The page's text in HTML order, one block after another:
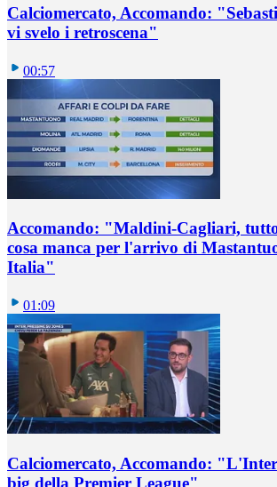
Calciomercato, Accomando:
vi svelo i retroscena"
00:57
Accomando: "Maldini-Cagliari,
cosa manca per l'arrivo di
Italia"
01:09
Calciomercato, Accomando:
big della Premier League"